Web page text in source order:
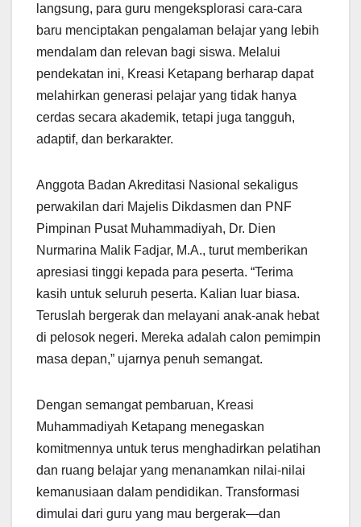
langsung, para guru mengeksplorasi cara-cara
baru menciptakan pengalaman belajar yang lebih
mendalam dan relevan bagi siswa. Melalui
pendekatan ini, Kreasi Ketapang berharap dapat
melahirkan generasi pelajar yang tidak hanya
cerdas secara akademik, tetapi juga tangguh,
adaptif, dan berkarakter.
Anggota Badan Akreditasi Nasional sekaligus
perwakilan dari Majelis Dikdasmen dan PNF
Pimpinan Pusat Muhammadiyah, Dr. Dien
Nurmarina Malik Fadjar, M.A., turut memberikan
apresiasi tinggi kepada para peserta. “Terima
kasih untuk seluruh peserta. Kalian luar biasa.
Teruslah bergerak dan melayani anak-anak hebat
di pelosok negeri. Mereka adalah calon pemimpin
masa depan,” ujarnya penuh semangat.
Dengan semangat pembaruan, Kreasi
Muhammadiyah Ketapang menegaskan
komitmennya untuk terus menghadirkan pelatihan
dan ruang belajar yang menanamkan nilai-nilai
kemanusiaan dalam pendidikan. Transformasi
dimulai dari guru yang mau bergerak—dan